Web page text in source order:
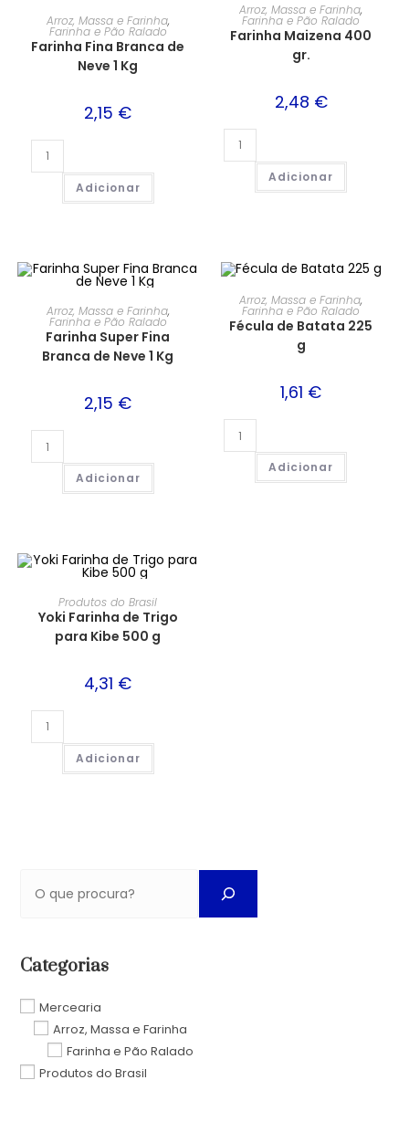
Arroz, Massa e Farinha,
Farinha e Pão Ralado
Farinha Fina Branca de
Neve 1 Kg
2,15 €
Adicionar
Arroz, Massa e Farinha,
Farinha e Pão Ralado
Farinha Maizena 400
gr.
2,48 €
Adicionar
Arroz, Massa e Farinha,
Farinha e Pão Ralado
Farinha Super Fina
Branca de Neve 1 Kg
2,15 €
Adicionar
Arroz, Massa e Farinha,
Farinha e Pão Ralado
Fécula de Batata 225
g
1,61 €
Adicionar
Produtos do Brasil
Yoki Farinha de Trigo
para Kibe 500 g
4,31 €
Adicionar
Categorias
Mercearia
Arroz, Massa e Farinha
Farinha e Pão Ralado
Produtos do Brasil